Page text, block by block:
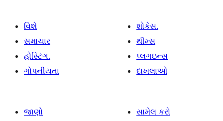
વિશે
સમાચાર
હોસ્ટિંગ.
ગોપનીયતા
શોકેસ.
થીમ્સ
પ્લગઇન્સ
દાખલાઓ
જાણો
સામેલ કરો